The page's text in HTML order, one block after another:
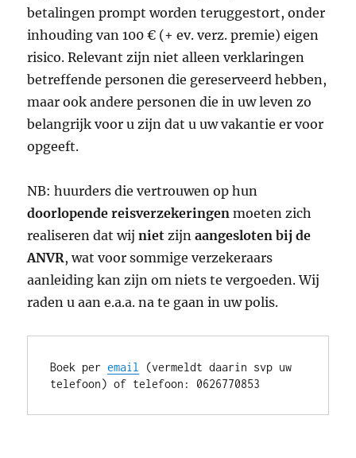
betalingen prompt worden teruggestort, onder
inhouding van 100 € (+ ev. verz. premie) eigen
risico. Relevant zijn niet alleen verklaringen
betreffende personen die gereserveerd hebben,
maar ook andere personen die in uw leven zo
belangrijk voor u zijn dat u uw vakantie er voor
opgeeft.
NB: huurders die vertrouwen op hun
doorlopende reisverzekeringen moeten zich
realiseren dat wijniet zijnaangesloten bij de
ANVR, wat voor sommige verzekeraars
aanleiding kan zijn om niets te vergoeden. Wij
raden u aan e.a.a. na te gaan in uw polis.
Boek per email (vermeldt daarin svp uw
telefoon) of telefoon: 0626770853